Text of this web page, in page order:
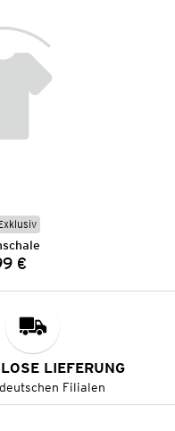
Preis:
€
LIEFERUNG
Filialen